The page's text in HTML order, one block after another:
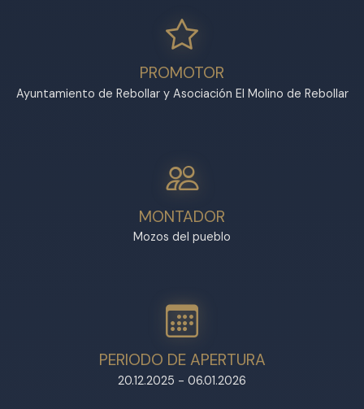
PROMOTOR
Ayuntamiento de Rebollar y Asociación El Molino de Rebollar
MONTADOR
Mozos del pueblo
PERIODO DE APERTURA
20.12.2025 - 06.01.2026